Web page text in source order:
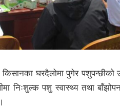
किसानका घरदैलोमा पुगेर
निःशुल्क पशु स्वास्थ्य तथा